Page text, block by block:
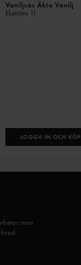
Vaniljsås Äkta Vanilj
Ekströms 1l
LOGGA IN OCH KÖP
inom